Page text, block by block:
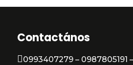
Contactános
0993407279 – 0987805191